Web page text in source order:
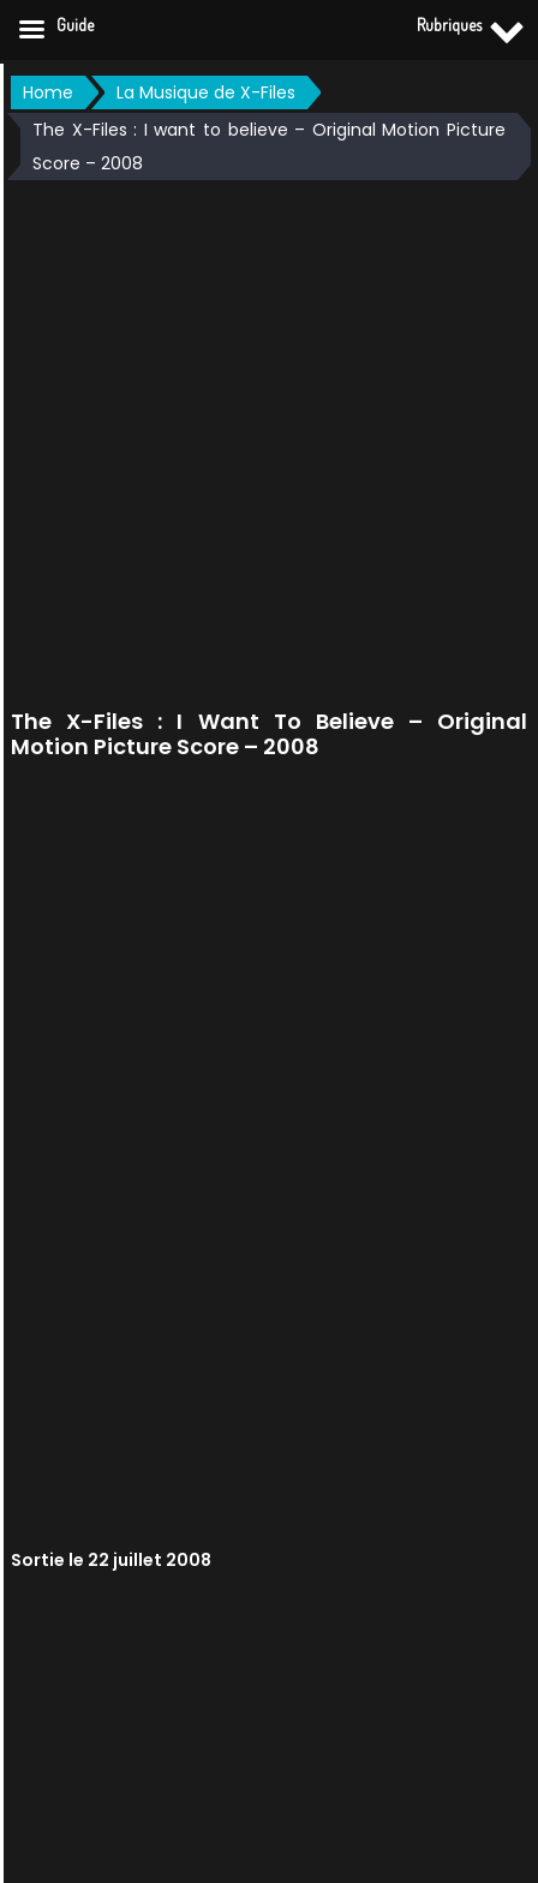
Skip
to
content
Home
La Musique de X-Files
The X-Files : I want to believe – Original Motion Picture
Score – 2008
The X-Files : I Want To Believe – Original
Motion Picture Score – 2008
Sortie le 22 juillet 2008
Guide Rubriques